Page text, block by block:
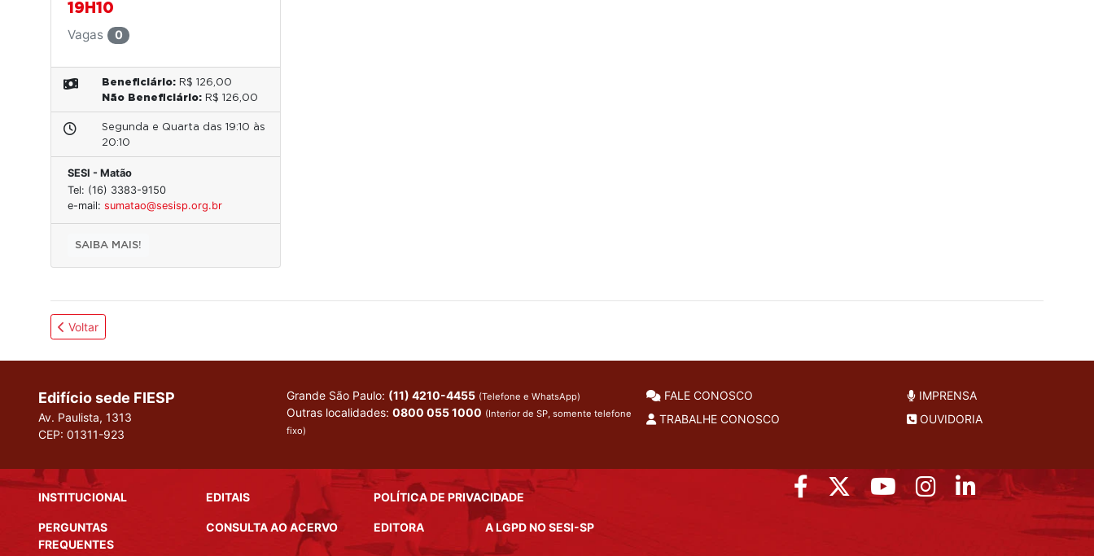
19H10
Vagas
0
Beneficiário:R$ 126,00
Não Beneficiário:R$ 126,00
Segunda e Quarta das 19:10 às
20:10
SESI - Matão
Tel: (16) 3383-9150
e-mail: sumatao@sesisp.org.br
SAIBA MAIS!
Voltar
Edifício sede FIESP
Av. Paulista, 1313
CEP: 01311-923
Grande São Paulo: (11) 4210-4455 (Telefone e WhatsApp)
Outras localidades: 0800 055 1000 (Interior de SP, somente telefone
fixo)
FALE CONOSCO
TRABALHE CONOSCO
IMPRENSA
OUVIDORIA
INSTITUCIONAL EDITAIS POLÍTICA DE PRIVACIDADE
PERGUNTAS
FREQUENTES
CONSULTA AO ACERVO EDITORA A LGPD NO SESI-SP